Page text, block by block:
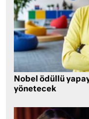
Nobel ödüllü
yönetecek